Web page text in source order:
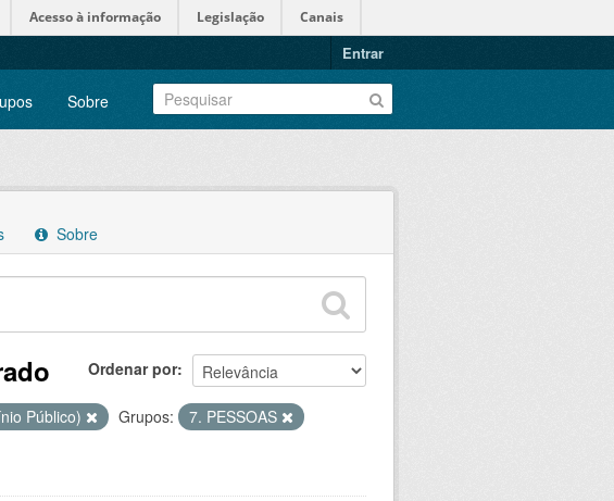
Acesso à informação Legislação Canais
Entrar
Sobre
Sobre
Ordenar por
Público) Grupos:
7. PESSOAS